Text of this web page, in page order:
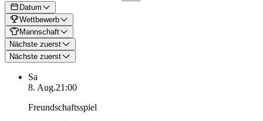
Datum
Wettbewerb
Mannschaft
Nächste zuerst
Nächste zuerst
Sa
8. Aug.21:00
Freundschaftsspiel